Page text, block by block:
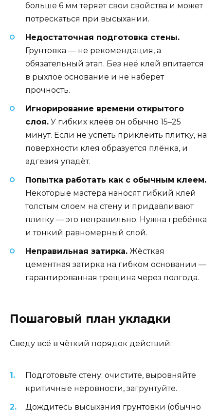
больше 6 мм теряет свои свойства и может
потрескаться при высыхании.
Недостаточная подготовка стены.
Грунтовка — не рекомендация, а
обязательный этап. Без неё клей впитается
в рыхлое основание и не наберёт
прочность.
Игнорирование времени открытого
слоя. У гибких клеёв он обычно 15–25
минут. Если не успеть приклеить плитку, на
поверхности клея образуется плёнка, и
адгезия упадёт.
Попытка работать как с обычным клеем.
Некоторые мастера наносят гибкий клей
толстым слоем на стену и придавливают
плитку — это неправильно. Нужна гребёнка
и тонкий равномерный слой.
Неправильная затирка. Жёсткая
цементная затирка на гибком основании —
гарантированная трещина через полгода.
Пошаговый план укладки
Сведу всё в чёткий порядок действий:
Подготовьте стену: очистите, выровняйте
критичные неровности, загрунтуйте.
Дождитесь высыхания грунтовки (обычно